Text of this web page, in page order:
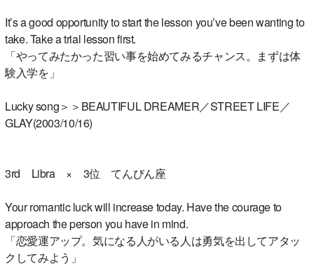
It’s a good opportunity to start the lesson you’ve been wanting to
take. Take a trial lesson first.
「やってみたかった習い事を始めてみるチャンス。まずは体
験入学を」
Lucky song＞＞BEAUTIFUL DREAMER／STREET LIFE／
GLAY(2003/10/16)
3rd Libra × 3位 てんびん座
Your romantic luck will increase today. Have the courage to
approach the person you have in mind.
「恋愛運アップ。気になる人がいる人は勇気を出してアタッ
クしてみよう」